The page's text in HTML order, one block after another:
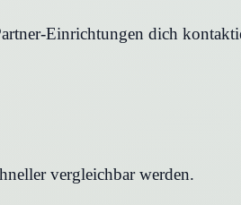
Einrichtungen dich
vergleichbar werden.